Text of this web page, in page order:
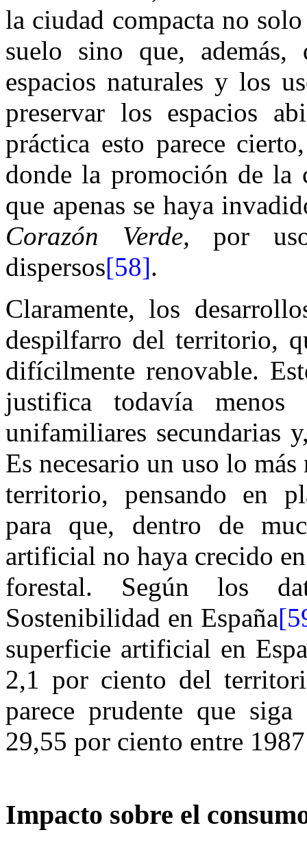
la ciudad compacta no
suelo sino que,
espacios naturales y los
preservar los espacios
práctica esto parece
donde la promoción de la
que apenas se haya
Corazón Verde, por
dispersos[58].
Claramente, los
despilfarro del territorio,
difícilmente renovable.
justifica todavía
unifamiliares secundarias
Es necesario un uso lo
territorio, pensando en
para que, dentro de
artificial no haya crecido
forestal. Según los
Sostenibilidad en España
superficie artificial en
2,1 por ciento del
parece prudente que
29,55 por ciento entre
Impacto sobre el